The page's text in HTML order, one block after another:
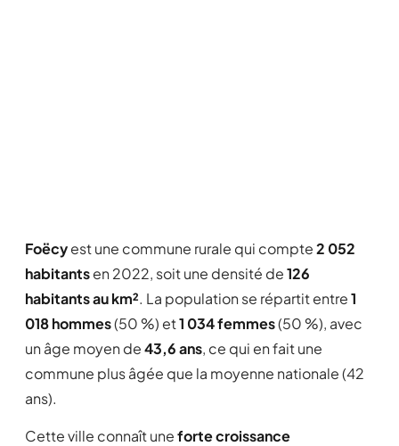
Foëcyest une commune rurale qui compte2 052
habitantsen 2022, soit une densité de126
habitants au km². La population se répartit entre1
018 hommes(50 %) et1 034 femmes(50 %), avec
un âge moyen de43,6 ans, ce qui en fait une
commune plus âgée que la moyenne nationale (42
ans).
Cette ville connaît uneforte croissance